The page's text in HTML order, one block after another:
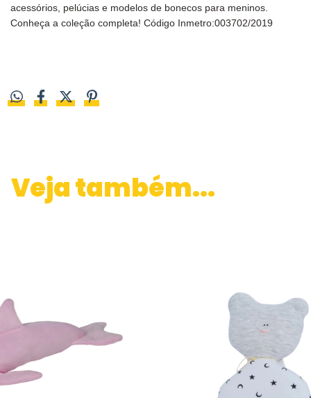
acessórios, pelúcias e modelos de bonecos para meninos.
Conheça a coleção completa! Código Inmetro:003702/2019
Veja também...